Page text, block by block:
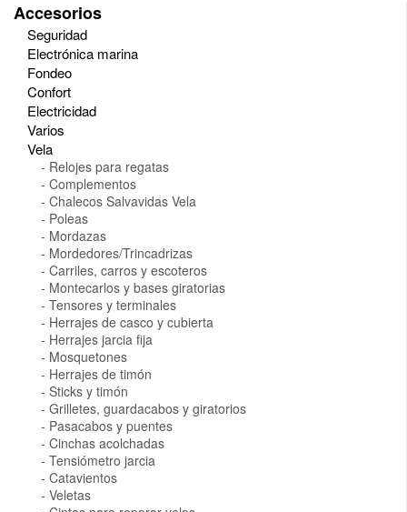
Accesorios
Seguridad
Electrónica marina
Fondeo
Confort
Electricidad
Varios
Vela
Relojes para regatas
Complementos
Chalecos Salvavidas Vela
Poleas
Mordazas
Mordedores/Trincadrizas
Carriles, carros y escoteros
Montecarlos y bases giratorias
Tensores y terminales
Herrajes de casco y cubierta
Herrajes jarcia fija
Mosquetones
Herrajes de timón
Sticks y timón
Grilletes, guardacabos y giratorios
Pasacabos y puentes
Cinchas acolchadas
Tensiómetro jarcia
Catavientos
Veletas